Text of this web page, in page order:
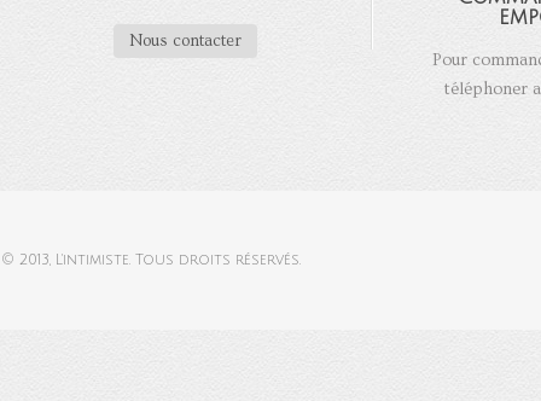
Nous contacter
Pour
téléphoner
© 2013, L'intimiste. Tous droits réservés.